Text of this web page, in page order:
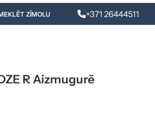
ZĪMOLU +371 26444511
R Aizmugurē